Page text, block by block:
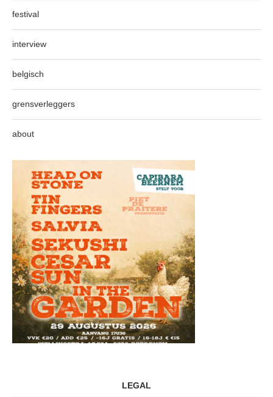
festival
interview
belgisch
grensverleggers
about
LEGAL